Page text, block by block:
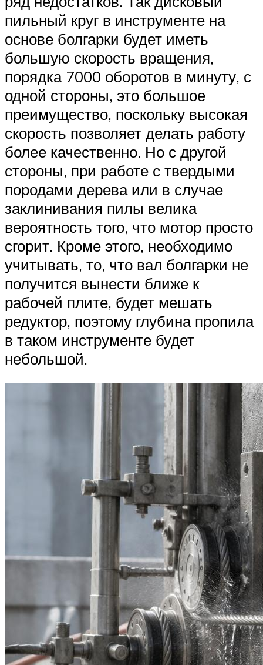
пильный круг в инструменте на
основе болгарки будет иметь
большую скорость вращения,
порядка 7000 оборотов в минуту, с
одной стороны, это большое
преимущество, поскольку высокая
скорость позволяет делать работу
более качественно. Но с другой
стороны, при работе с твердыми
породами дерева или в случае
заклинивания пилы велика
вероятность того, что мотор просто
сгорит. Кроме этого, необходимо
учитывать, то, что вал болгарки не
получится вынести ближе к
рабочей плите, будет мешать
редуктор, поэтому глубина пропила
в таком инструменте будет
небольшой.